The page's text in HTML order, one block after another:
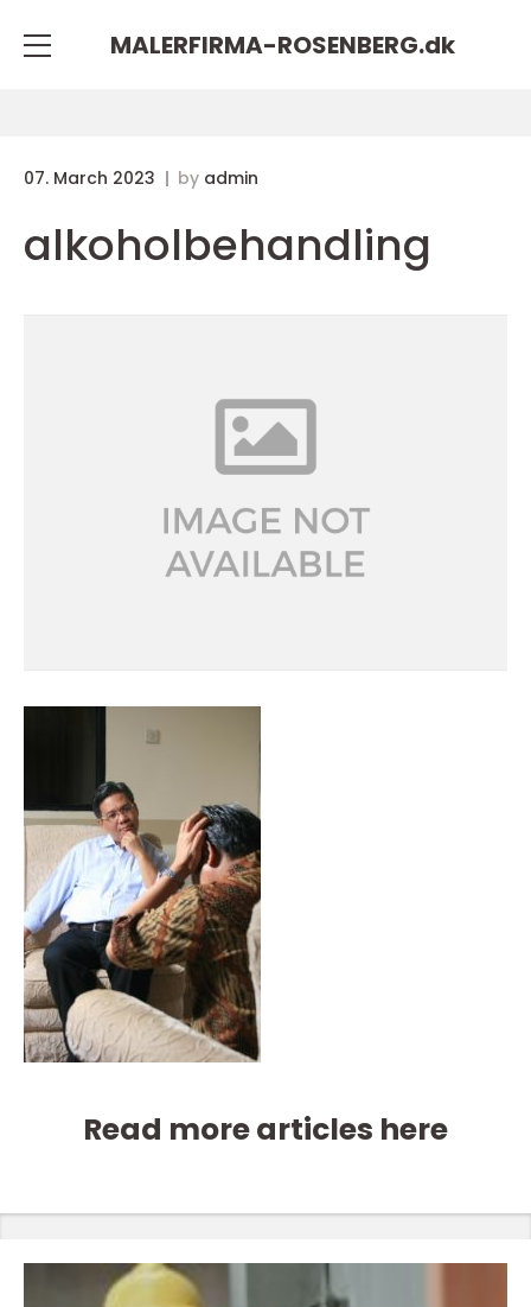
MALERFIRMA-ROSENBERG.dk
07. March 2023 by admin
alkoholbehandling
Read more articles here